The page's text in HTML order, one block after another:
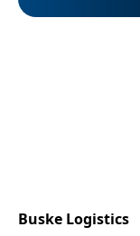
Buske Logistics